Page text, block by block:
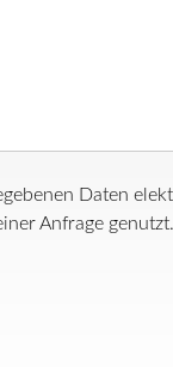
Daten
Anfrage genutzt.